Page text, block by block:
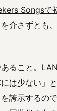
Songsで
介さずとも
ること。
は少ない」
誇示するの